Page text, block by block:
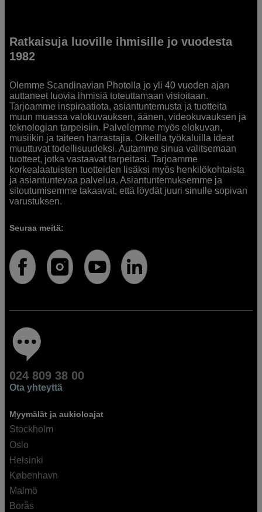
Ratkaisuja luoville ihmisille jo vuodesta
1982
Olemme Scandinavian Photolla jo yli 40 vuoden ajan
auttaneet luovia ihmisiä toteuttamaan visioitaan.
Tarjoamme inspiraatiota, asiantuntemusta ja tuotteita
muun muassa valokuvauksen, äänen, videokuvauksen ja
teknologian tarpeisiin. Palvelemme myös elokuvan,
musiikin ja taiteen harrastajia. Oikeilla työkaluilla ideat
muuttuvat todellisuudeksi. Autamme sinua valitsemaan
tuotteet, jotka vastaavat tarpeitasi. Tarjoamme
korkealaatuisten tuotteiden lisäksi myös henkilökohtaista
ja asiantuntevaa palvelua. Asiantuntemuksemme ja
sitoutumisemme takaavat, että löydät juuri sinulle sopivan
varustuksen.
Seuraa meitä:
024 809 38 00
Ota yhteyttä
Myymälät ja aukioloajat
Stockholm
Oslo
Helsinki
København
Malmö
Borås